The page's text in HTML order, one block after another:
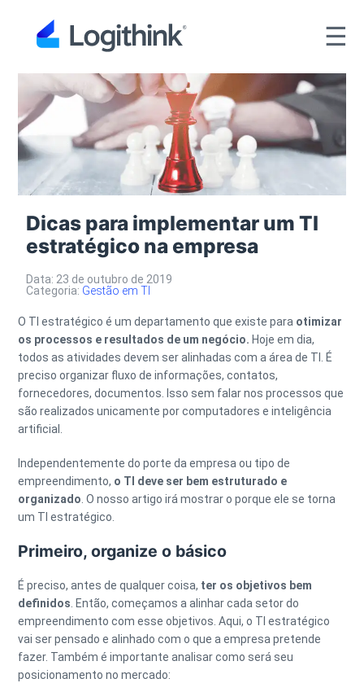
☰
Dicas para implementar um TI
estratégico na empresa
Data: 23 de outubro de 2019
Categoria: Gestão em TI
O TI estratégico é um departamento que existe para otimizar
os processos e resultados de um negócio. Hoje em dia,
todos as atividades devem ser alinhadas com a área de TI. É
preciso organizar fluxo de informações, contatos,
fornecedores, documentos. Isso sem falar nos processos que
são realizados unicamente por computadores e inteligência
artificial.
Independentemente do porte da empresa ou tipo de
empreendimento, o TI deve ser bem estruturado e
organizado. O nosso artigo irá mostrar o porque ele se torna
um TI estratégico.
Primeiro, organize o básico
É preciso, antes de qualquer coisa, ter os objetivos bem
definidos. Então, começamos a alinhar cada setor do
empreendimento com esse objetivos. Aqui, o TI estratégico
vai ser pensado e alinhado com o que a empresa pretende
fazer. Também é importante analisar como será seu
posicionamento no mercado: